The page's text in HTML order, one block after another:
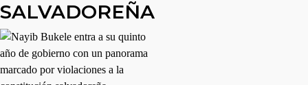
SALVADOREÑA